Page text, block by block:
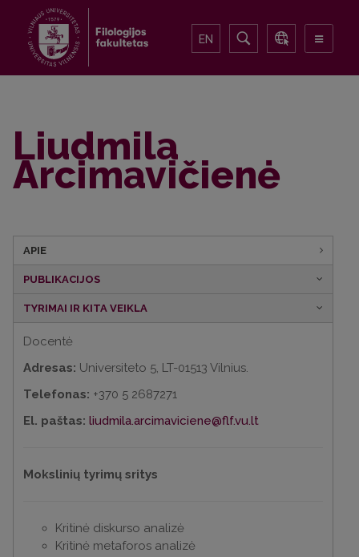
EN
Liudmila
Arcimavičienė
APIE
PUBLIKACIJOS
TYRIMAI IR KITA VEIKLA
Docentė
Adresas: Universiteto 5, LT-01513 Vilnius.
Telefonas: +370 5 2687271
El. paštas: liudmila.arcimaviciene@flf.vu.lt
Mokslinių tyrimų sritys
Kritinė diskurso analizė
Kritinė metaforos analizė